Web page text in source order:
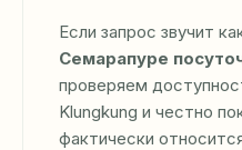
Если запрос звучит
Семарапуре
проверяем
Klungkung и честно
фактически